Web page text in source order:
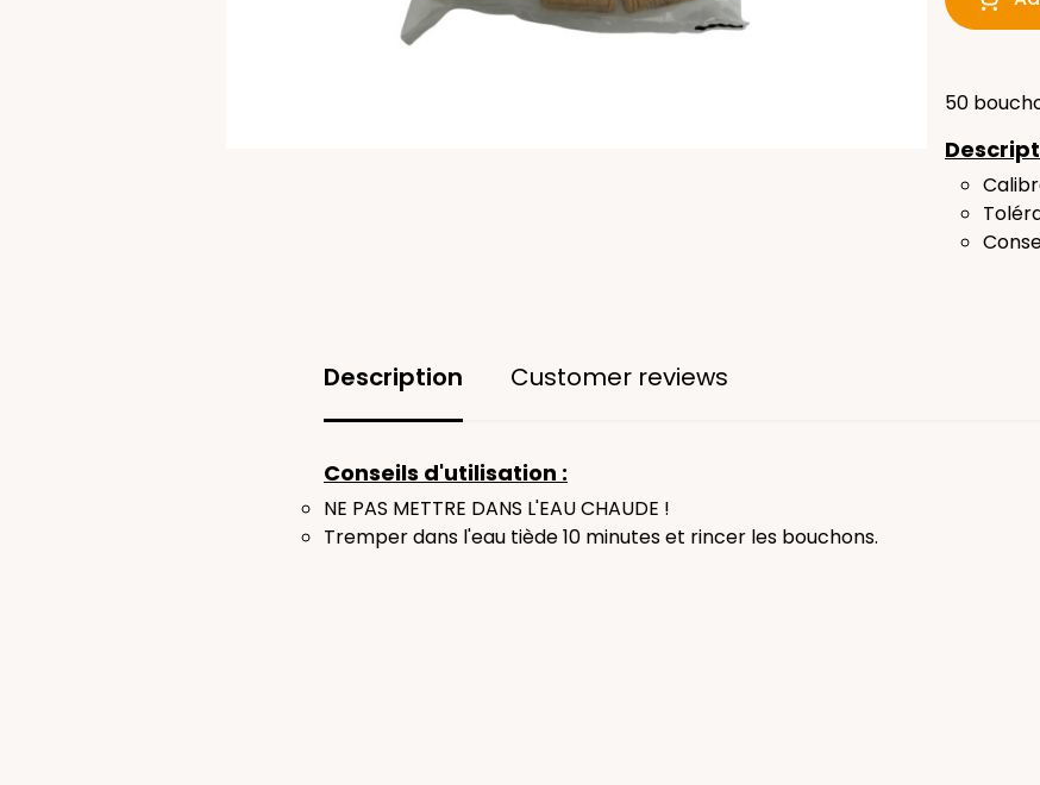
50
Description Customer reviews
Conseils d'utilisation :
NE PAS METTRE DANS L'EAU CHAUDE !
Tremper dans l'eau tiède 10 minutes et rincer les bouchons.